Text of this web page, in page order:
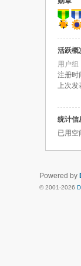
活跃概
用户组
注册时
上次发
统计信
已用空
Powered by
© 2001-2026